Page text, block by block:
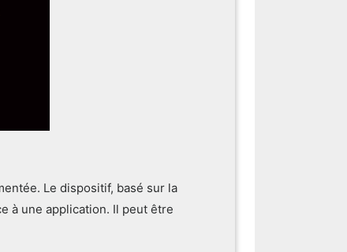
Le dispositif, basé sur la
à une application. Il peut être